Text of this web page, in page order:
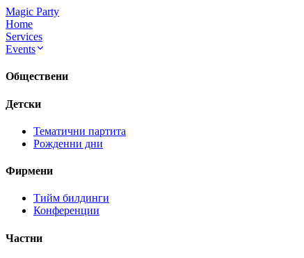
Magic Party
Home
Services
Events
Обществени
Детски
Тематични партита
Рожденни дни
Фирмени
Тийм билдинги
Конференции
Частни